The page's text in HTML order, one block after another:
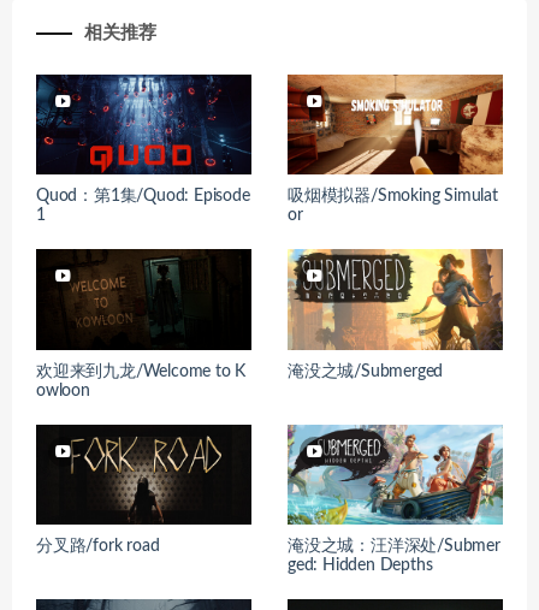
相关推荐
Quod：第1集/Quod: Episode
1
吸烟模拟器/Smoking Simulat
or
欢迎来到九龙/Welcome to K
owloon
淹没之城/Submerged
分叉路/fork road
淹没之城：汪洋深处/Submer
ged: Hidden Depths